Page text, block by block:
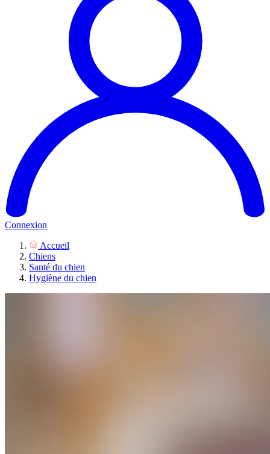
Connexion
Accueil
Chiens
Santé du chien
Hygiène du chien